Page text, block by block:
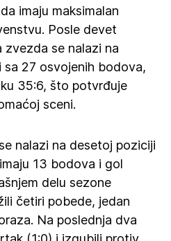
imaju maksimalan
Posle devet
zvezda se nalazi na
27 osvojenih bodova,
35:6, što potvrđuje
sceni.
nalazi na desetoj poziciji
13 bodova i gol
delu sezone
četiri pobede, jedan
Na poslednja dva